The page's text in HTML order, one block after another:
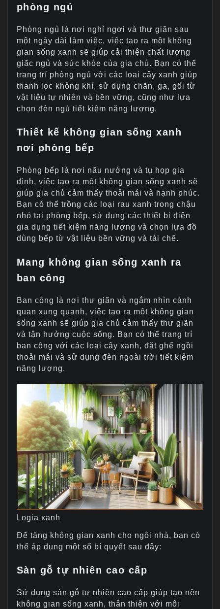
phòng ngủ
Phòng ngủ là nơi nghỉ ngơi và thư giãn sau
một ngày dài làm việc, việc tạo ra một không
gian sống xanh sẽ giúp cải thiện chất lượng
giấc ngủ và sức khỏe của gia chủ. Bạn có thể
trang trí phòng ngủ với các loại cây xanh giúp
thanh lọc không khí, sử dụng chăn, ga, gối từ
vật liệu tự nhiên và bền vững, cũng như lựa
chọn đèn ngủ tiết kiệm năng lượng.
Thiết kế không gian sống xanh
nơi phòng bếp
Phòng bếp là nơi nấu nướng và tụ họp gia
đình, việc tạo ra một không gian sống xanh sẽ
giúp gia chủ cảm thấy thoải mái và hạnh phúc.
Bạn có thể trồng các loại rau xanh trong chậu
nhỏ tại phòng bếp, sử dụng các thiết bị điện
gia dụng tiết kiệm năng lượng và chọn lựa đồ
dùng bếp từ vật liệu bền vững và tái chế.
Mang không gian sống xanh ra
ban công
Ban công là nơi thư giãn và ngắm nhìn cảnh
quan xung quanh, việc tạo ra một không gian
sống xanh sẽ giúp gia chủ cảm thấy thư giãn
và tận hưởng cuộc sống. Bạn có thể trang trí
ban công với các loại cây xanh, đặt ghế ngồi
thoải mái và sử dụng đèn ngoài trời tiết kiệm
năng lượng.
Logia xanh
Để tăng không gian xanh cho ngôi nhà, bạn có
thể áp dụng một số bí quyết sau đây:
Sàn gỗ tự nhiên cao cấp
Sử dụng sàn gỗ tự nhiên cao cấp giúp tạo nên
không gian sống xanh, thân thiện với môi